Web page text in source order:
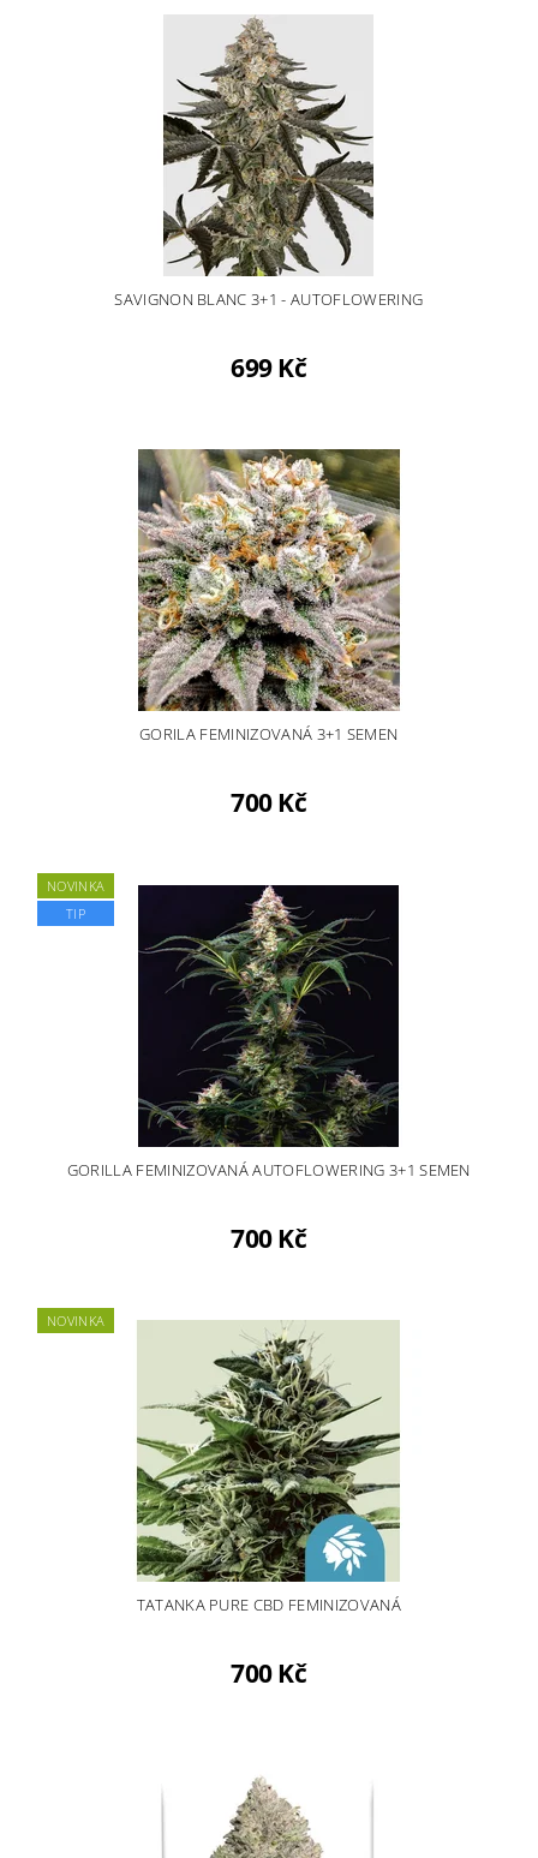
SAVIGNON BLANC 3+1 - AUTOFLOWERING
699 Kč
GORILA FEMINIZOVANÁ 3+1 SEMEN
700 Kč
NOVINKA
TIP
GORILLA FEMINIZOVANÁ AUTOFLOWERING 3+1 SEMEN
700 Kč
NOVINKA
TATANKA PURE CBD FEMINIZOVANÁ
700 Kč